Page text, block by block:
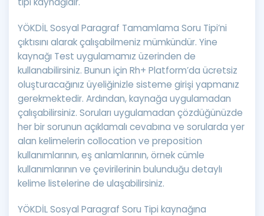
YÖKDİL Sosyal Paragraf Tamamlama Soru Tipi’ni
çıktısını alarak çalışabilmeniz mümkündür. Yine
kaynağı Test uygulamamız üzerinden de
kullanabilirsiniz. Bunun için Rh+ Platform’da ücretsiz
oluşturacağınız üyeliğinizle sisteme girişi yapmanız
gerekmektedir. Ardından, kaynağa uygulamadan
çalışabilirsiniz. Soruları uygulamadan çözdüğünüzde
her bir sorunun açıklamalı cevabına ve sorularda yer
alan kelimelerin collocation ve preposition
kullanımlarının, eş anlamlarının, örnek cümle
kullanımlarının ve çevirilerinin bulunduğu detaylı
kelime listelerine de ulaşabilirsiniz.
YÖKDİL Sosyal Paragraf Soru Tipi kaynağına